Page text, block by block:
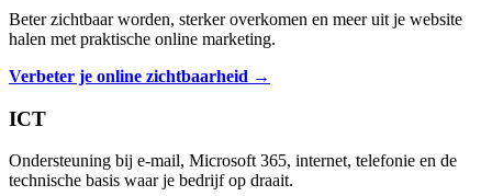
Beter zichtbaar worden, sterker overkomen en meer uit je website
halen met praktische online marketing.
Verbeter je online zichtbaarheid →
ICT
Ondersteuning bij e-mail, Microsoft 365, internet, telefonie en de
technische basis waar je bedrijf op draait.